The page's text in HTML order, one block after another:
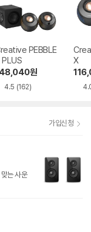
PEBBLE
PLUS
원
4.5 (162)
X
가입신청
는 사운